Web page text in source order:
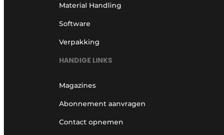
Material Handling
Software
Verpakking
HANDIGE LINKS
Magazines
Abonnement aanvragen
Contact opnemen